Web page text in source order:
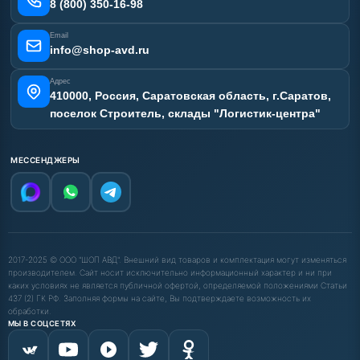
8 (800) 350-16-98
Email
info@shop-avd.ru
Адрес
410000, Россия, Саратовская область, г.Саратов,
поселок Строитель, склады "Логистик-центра"
МЕССЕНДЖЕРЫ
2017-2025 © ООО "ШОП АВД". Внешний вид товаров и комплектация могут изменяться
производителем. Сайт носит исключительно информационный характер и ни при
каких условиях не является публичной офертой, определяемой положениями Статьи
437 (2) ГК РФ. Заполняя формы на сайте, Вы подтверждаете возможность их
обработки.
МЫ В СОЦСЕТЯХ